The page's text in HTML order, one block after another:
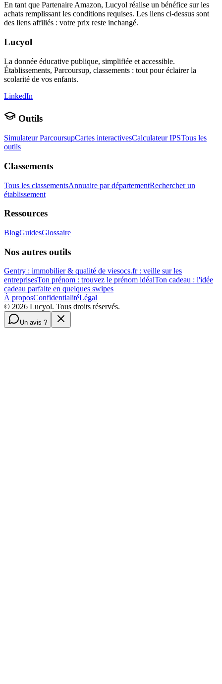
En tant que Partenaire Amazon, Lucyol réalise un bénéfice sur les
achats remplissant les conditions requises. Les liens ci-dessus sont
des liens affiliés : votre prix reste inchangé.
Lucyol
La donnée éducative publique, simplifiée et accessible.
Établissements, Parcoursup, classements : tout pour éclairer la
scolarité de vos enfants.
LinkedIn
Outils
Simulateur ParcoursupCartes interactivesCalculateur IPSTous les
outils
Classements
Tous les classementsAnnuaire par départementRechercher un
établissement
Ressources
BlogGuidesGlossaire
Nos autres outils
Gentry : immobilier & qualité de viesocs.fr : veille sur les
entreprisesTon prénom : trouvez le prénom idéalTon cadeau : l'idée
cadeau parfaite en quelques swipes
À proposConfidentialitéLégal
© 2026 Lucyol. Tous droits réservés.
Un avis ?